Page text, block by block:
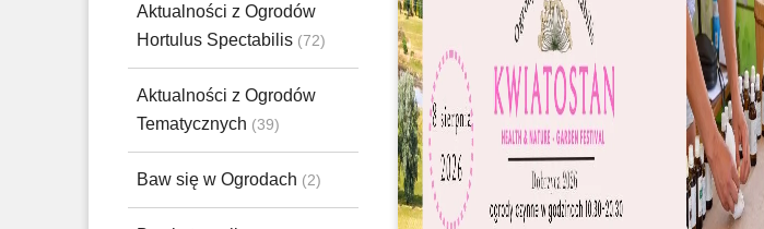
Aktualności z Ogrodów
Hortulus Spectabilis(72)
Aktualności z Ogrodów
Tematycznych (39)
Baw się w Ogrodach (2)